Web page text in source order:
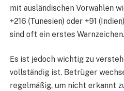
mit ausländischen Vorwahlen
+216 (Tunesien) oder +91
sind oft ein erstes Warnzeichen.
Es ist jedoch wichtig zu
vollständig ist. Betrüger
regelmäßig, um nicht erkannt